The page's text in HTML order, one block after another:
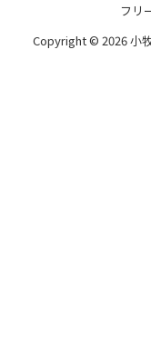
フリ
Copyright © 2026 小